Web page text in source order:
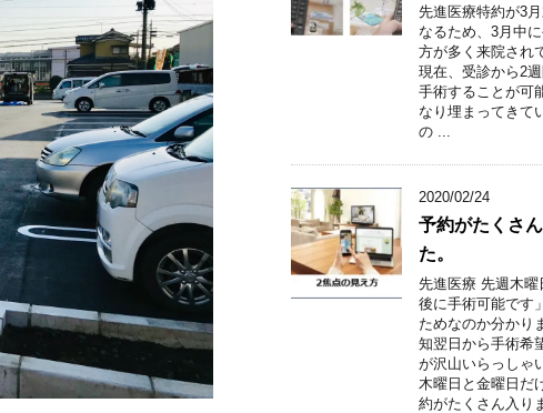
先進医療特約が3
なるため、3月中
方が多く来院され
現在、受診から2
手術することが可
なり埋まってきて
の ...
2020/02/24
予約がたくさ
た。
先進医療 先週木曜
後に手術可能です
ためなのか分かり
知翌日から手術希
が沢山いらっしゃ
木曜日と金曜日だ
約がたくさん入り